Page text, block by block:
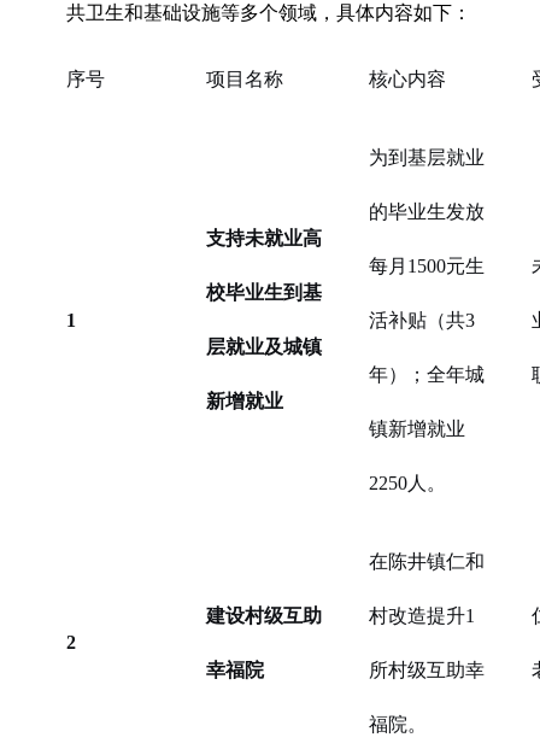
共卫生和基础设施等多个领域，具体内容如下：
序号 项目名称 核心内容
1
支持未就业高
校毕业生到基
层就业及城镇
新增就业
为到基层就业
的毕业生发放
每月1500元生
活补贴（共3
年）；全年城
镇新增就业
2250人。
2
建设村级互助
幸福院
在陈井镇仁和
村改造提升1
所村级互助幸
福院。